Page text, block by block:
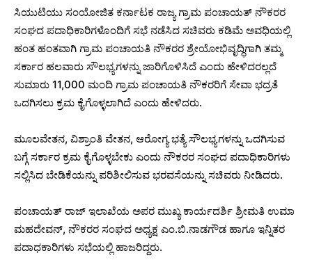
ಸಿಯುಟಿಯು ಸಂಯೋಜಿತ ಕರ್ನಾಟಕ ರಾಜ್ಯ ಗ್ರಾಮ ಪಂಚಾಯತ್‌ ನೌಕರರ
ಸಂಘದ ಪದಾಧಿಕಾರಿಗಳೊಂದಿಗೆ ಸಭೆ ನಡೆಸಿದ ಸಚಿವರು ಕಡಿಮೆ ಅವಧಿಯಲ್ಲಿ
ಹಂತ ಹಂತವಾಗಿ ಗ್ರಾಮ ಪಂಚಾಯತಿ ನೌಕರರ ಶ್ರೇಯೋಭಿವೃದ್ಧಿಗಾಗಿ ತಮ್ಮ
ಸರ್ಕಾರ ಹಲವಾರು ಸೌಲಭ್ಯಗಳನ್ನು ಜಾರಿಗೊಳಿಸಿದೆ ಎಂದು ಹೇಳಿದರಲ್ಲದೆ
ಸುಮಾರು 11,000 ಮಂದಿ ಗ್ರಾಮ ಪಂಚಾಯತಿ ನೌಕರರಿಗೆ ಸೇವಾ ಭದ್ರತೆ
ಒದಗಿಸಲು ಕ್ರಮ ಕೈಗೊಳ್ಳಲಾಗಿದೆ ಎಂದು ಹೇಳಿದರು.
ಮೂಲವೇತನ, ವಿಶ್ರಾಂತಿ ವೇತನ, ಆರೋಗ್ಯ ಭತ್ಯೆ ಸೌಲಭ್ಯಗಳನ್ನು ಒದಗಿಸುವ
ಬಗ್ಗೆ ಸರ್ಕಾರ ಕ್ರಮ ಕೈಗೊಳ್ಳಬೇಕು ಎಂದು ನೌಕರರ ಸಂಘದ ಪದಾಧಿಕಾರಿಗಳು
ಸಲ್ಲಿಸಿದ ಬೇಡಿಕೆಯನ್ನು ಪರಿಶೀಲಿಸುವ ಭರವಸೆಯನ್ನು ಸಚಿವರು ನೀಡಿದರು.
ಪಂಚಾಯತ್‌ ರಾಜ್‌ ಇಲಾಖೆಯ ಅಪರ ಮುಖ್ಯ ಕಾರ್ಯದರ್ಶಿ ಶ್ರೀಮತಿ ಉಮಾ
ಮಹದೇವನ್‌, ನೌಕರರ ಸಂಘದ ಅಧ್ಯಕ್ಷ ಎಂ.ಬಿ.ನಾಡಗೌಡ ಹಾಗೂ ಇನ್ನಿತರ
ಪದಾಧಕಾರಿಗಳು ಸಭೆಯಲ್ಲಿ ಹಾಜರಿದ್ದರು.